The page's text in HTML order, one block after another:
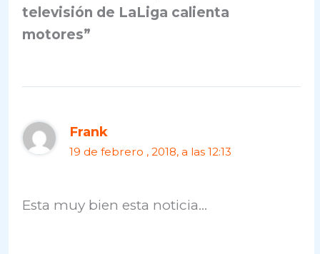
televisión de LaLiga calienta
motores”
Frank
19 de febrero , 2018, a las 12:13
Esta muy bien esta noticia…